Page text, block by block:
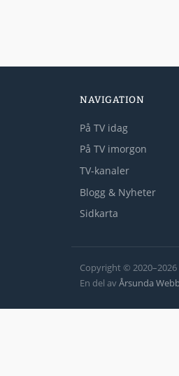
NAVIGATION
På TV idag
På TV imorgon
TV-kanaler
Blogg & Nyheter
Sidkarta
Copyright © 2020–2026
En del avÅrsunda